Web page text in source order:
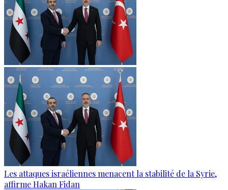
Les attaques israéliennes menacent la stabilité de la Syrie,
affirme Hakan Fidan